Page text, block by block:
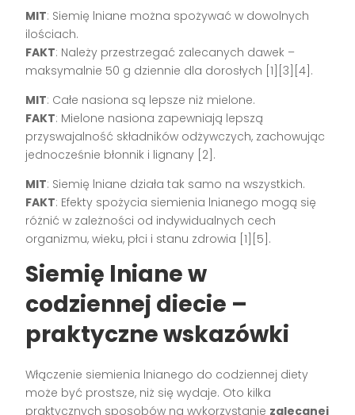
MIT: Siemię lniane można spożywać w dowolnych
ilościach.
FAKT: Należy przestrzegać zalecanych dawek –
maksymalnie 50 g dziennie dla dorosłych [1][3][4].
MIT: Całe nasiona są lepsze niż mielone.
FAKT: Mielone nasiona zapewniają lepszą
przyswajalność składników odżywczych, zachowując
jednocześnie błonnik i lignany [2].
MIT: Siemię lniane działa tak samo na wszystkich.
FAKT: Efekty spożycia siemienia lnianego mogą się
różnić w zależności od indywidualnych cech
organizmu, wieku, płci i stanu zdrowia [1][5].
Siemię lniane w
codziennej diecie –
praktyczne wskazówki
Włączenie siemienia lnianego do codziennej diety
może być prostsze, niż się wydaje. Oto kilka
praktycznych sposobów na wykorzystanie zalecanej